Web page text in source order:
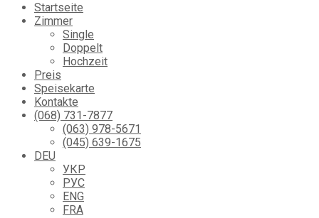
Startseite
Zimmer
Single
Doppelt
Hochzeit
Preis
Speisekarte
Kontakte
(068) 731-7877
(063) 978-5671
(045) 639-1675
DEU
УКР
РУС
ENG
FRA